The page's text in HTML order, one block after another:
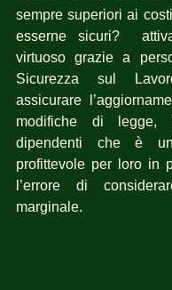
sempre superiori ai
esserne sicuri?
virtuoso grazie a
Sicurezza sul
assicurare
modifiche di
dipendenti che è un
profittevole per loro in
l’errore di
marginale.